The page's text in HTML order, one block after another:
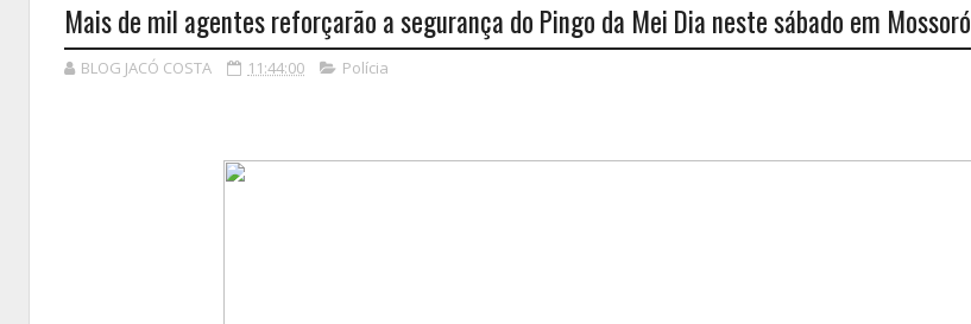
Mais de mil agentes reforçarão a segurança do Pingo da Mei Dia neste sábado em Mossoró
BLOG JACÓ COSTA 11:44:00 Polícia